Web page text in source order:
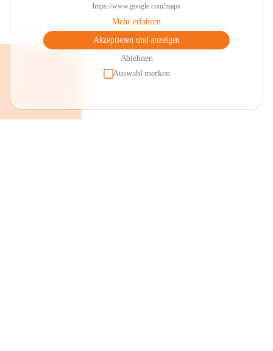
https://www.google.com/maps
Mehr erfahren
Akzeptieren und anzeigen
Ablehnen
Auswahl merken